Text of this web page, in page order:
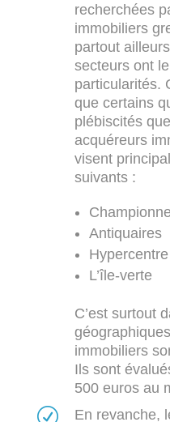
recherchées
immobiliers
partout
secteurs ont
particularités.
que certains
plébiscités
acquéreurs
visent
suivants :
Antiquaires
Hypercentre
L’île-verte
C’est surtout
immobiliers
Ils sont
500 euros au
R En revanche,